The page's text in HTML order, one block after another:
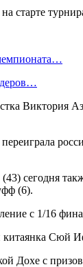
сегодня
(6).
с 1/16
китаянка
Дохе с